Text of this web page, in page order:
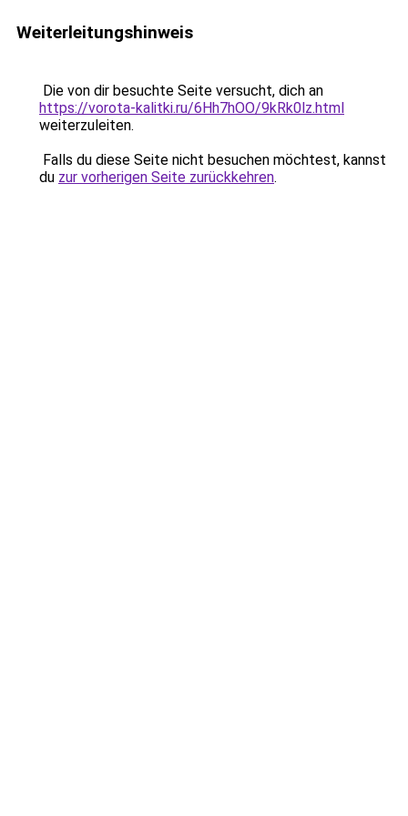
Weiterleitungshinweis
Die von dir besuchte Seite versucht, dich an
https://vorota-kalitki.ru/6Hh7hOO/9kRk0lz.html
weiterzuleiten.
Falls du diese Seite nicht besuchen möchtest, kannst
du zur vorherigen Seite zurückkehren.